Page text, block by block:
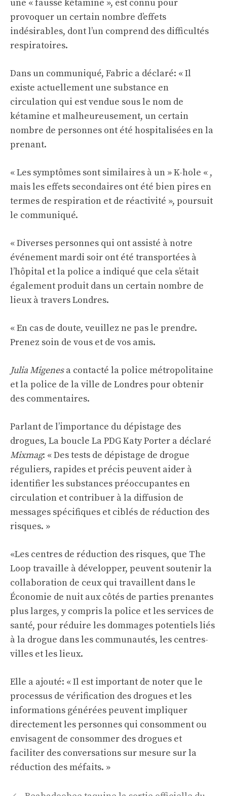
une « fausse kétamine », est connu pour
provoquer un certain nombre d’effets
indésirables, dont l’un comprend des difficultés
respiratoires.
Dans un communiqué, Fabric a déclaré: « Il
existe actuellement une substance en
circulation qui est vendue sous le nom de
kétamine et malheureusement, un certain
nombre de personnes ont été hospitalisées en la
prenant.
« Les symptômes sont similaires à un » K-hole « ,
mais les effets secondaires ont été bien pires en
termes de respiration et de réactivité », poursuit
le communiqué.
« Diverses personnes qui ont assisté à notre
événement mardi soir ont été transportées à
l’hôpital et la police a indiqué que cela s’était
également produit dans un certain nombre de
lieux à travers Londres.
« En cas de doute, veuillez ne pas le prendre.
Prenez soin de vous et de vos amis.
Julia Migenesa contacté la police métropolitaine
et la police de la ville de Londres pour obtenir
des commentaires.
Parlant de l’importance du dépistage des
drogues, La boucle La PDG Katy Porter a déclaré
Mixmag: « Des tests de dépistage de drogue
réguliers, rapides et précis peuvent aider à
identifier les substances préoccupantes en
circulation et contribuer à la diffusion de
messages spécifiques et ciblés de réduction des
risques. »
«Les centres de réduction des risques, que The
Loop travaille à développer, peuvent soutenir la
collaboration de ceux qui travaillent dans le
Économie de nuit aux côtés de parties prenantes
plus larges, y compris la police et les services de
santé, pour réduire les dommages potentiels liés
à la drogue dans les communautés, les centres-
villes et les lieux.
Elle a ajouté: « Il est important de noter que le
processus de vérification des drogues et les
informations générées peuvent impliquer
directement les personnes qui consomment ou
envisagent de consommer des drogues et
faciliter des conversations sur mesure sur la
réduction des méfaits. »